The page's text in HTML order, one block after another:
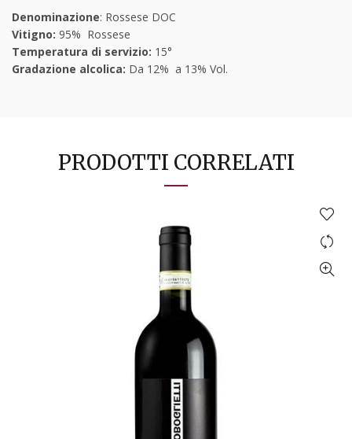
Denominazione: Rossese DOC
Vitigno: 95% Rossese
Temperatura di servizio: 15°
Gradazione alcolica: Da 12% a 13% Vol.
PRODOTTI CORRELATI